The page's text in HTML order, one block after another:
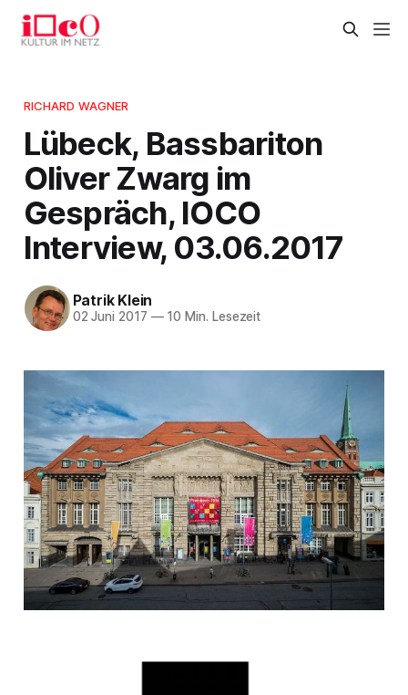
RICHARD WAGNER
Lübeck, Bassbariton
Oliver Zwarg im
Gespräch, IOCO
Interview, 03.06.2017
Patrik Klein
02 Juni 2017 —10 Min. Lesezeit